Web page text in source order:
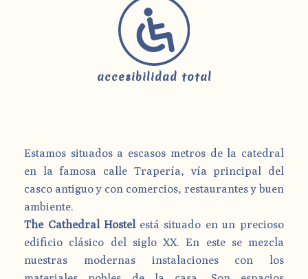
accesibilidad total
Estamos situados a escasos metros de la catedral
en la famosa calle Trapería, vía principal del
casco antiguo y con comercios, restaurantes y buen
ambiente.
The Cathedral Hostelestá situado en un precioso
edificio clásico del siglo XX. En este se mezcla
nuestras modernas instalaciones con los